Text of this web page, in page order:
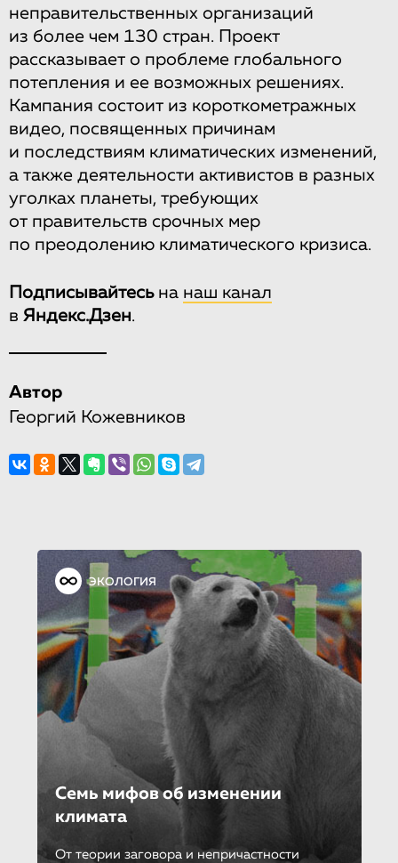
неправительственных организаций
из более чем 130 стран. Проект
рассказывает о проблеме глобального
потепления и ее возможных решениях.
Кампания состоит из короткометражных
видео, посвященных причинам
и последствиям климатических изменений,
а также деятельности активистов в разных
уголках планеты, требующих
от правительств срочных мер
по преодолению климатического кризиса.
Подписывайтесьна наш канал
в Яндекс.Дзен.
Автор
Георгий Кожевников
ЭКОЛОГИЯ
Семь мифов об изменении
климата
От теории заговора и непричастности